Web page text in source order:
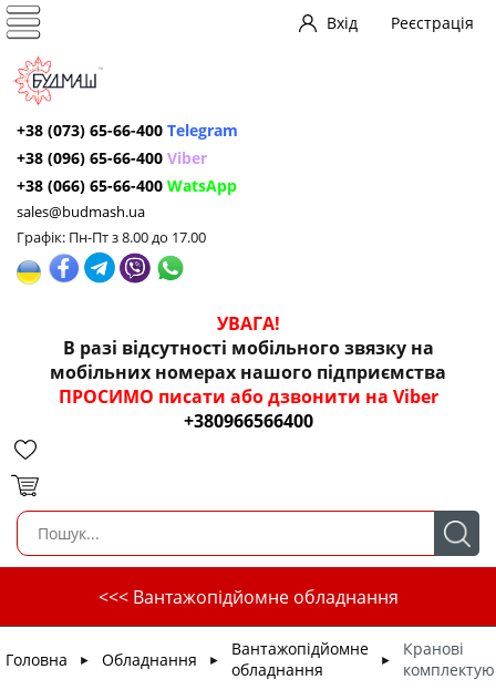
Вхід Реєстрація
+38 (073) 65-66-400 Telegram
+38 (096) 65-66-400 Viber
+38 (066) 65-66-400 WatsApp
sales@budmash.ua
Графік: Пн-Пт з 8.00 до 17.00
УВАГА!
В разі відсутності мобільного звязку на
мобільних номерах нашого підприємства
ПРОСИМО писати або дзвонити на Viber
+380966566400
<<< Вантажопідйомне обладнання
Головна ► Обладнання ►
Вантажопідйомне
обладнання
►
Кранові